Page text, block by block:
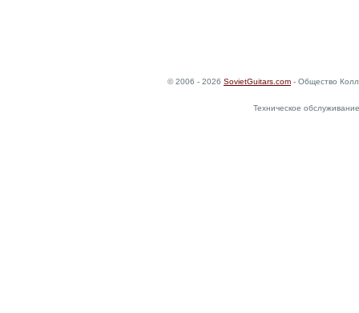
© 2006 - 2026 SovietGuitars.com - Общество
Техническое